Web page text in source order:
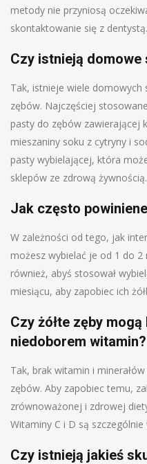
metody nie przyniosą
skontaktowanie się z dentystą.
Czy istnieją domowe
Tak, istnieje wiele domowych
zębów. Najczęściej
pasty do zębów zawierającej
mieszaniny soku z cytryny i
pasty wybielającej, która
sklepów ze zdrową żywnością.
Jak często
W zależności od tego, jak
możesz wybielać je od 1 do
również, abyś stosował
miesiącu, aby zapobiec ich
Czy żółte zęby
niedoborem witamin?
Tak, brak witamin i
zębów. Aby zapobiec temu,
zrównoważonej i zdrowej
Witaminy C i D są
Czy istnieją jakieś